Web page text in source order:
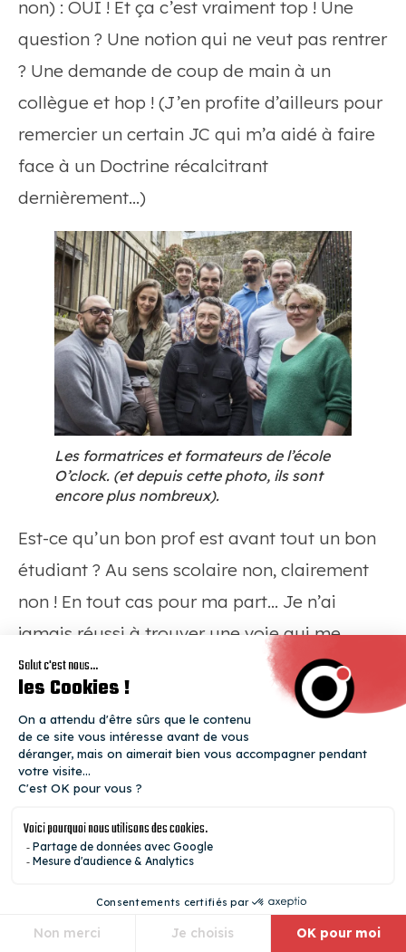
non) : OUI ! Et ça c’est vraiment top ! Une
question ? Une notion qui ne veut pas rentrer
? Une demande de coup de main à un
collègue et hop ! (J’en profite d’ailleurs pour
remercier un certain JC qui m’a aidé à faire
face à un Doctrine récalcitrant
dernièrement…)
Les formatrices et formateurs de l’école
O’clock. (et depuis cette photo, ils sont
encore plus nombreux).
Est-ce qu’un bon prof est avant tout un bon
étudiant ? Au sens scolaire non, clairement
non ! En tout cas pour ma part… Je n’ai
jamais réussi à trouver une voie qui me
corresponde et j’ai fini par me former seul.
Par contre, dans le sens savoir apprendre
alors là oui ! Il est primordial pour notre
métier de savoir apprendre. Pour ma part,
j’insiste beaucoup sur le fait qu’on forme des
développeurs au sens large du terme et pas
simplement des développeurs
un bon formateur est forcément un bon dev